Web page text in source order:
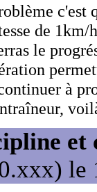
c'est
de
le
à
et
le